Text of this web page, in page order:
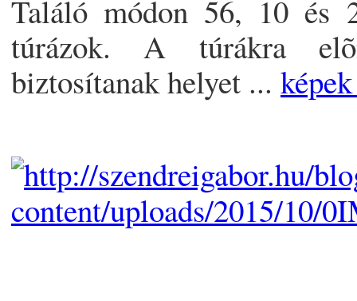
Találó módon 56, 10 és
túrázok. A túrákra
biztosítanak helyet ...